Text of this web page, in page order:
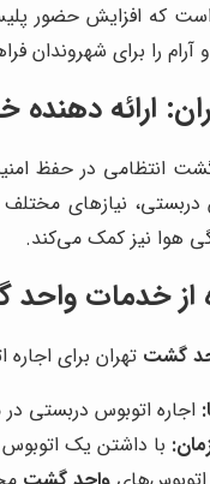
که افزایش حضور
را برای شهروندان
ارائه
انتظامی در حفظ
نیازهای
هوا نیز کمک می‌کند.
از خدمات
گشت تهران برای
اجاره اتوبوس دربستی
با داشتن یک